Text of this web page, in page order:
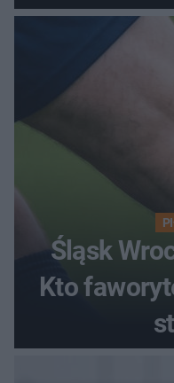
Śląsk
Kto